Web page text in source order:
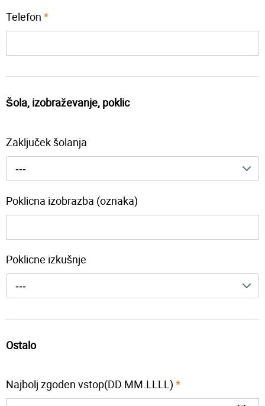
Telefon *
Šola, izobraževanje, poklic
Zaključek šolanja
---
Poklicna izobrazba (oznaka)
Poklicne izkušnje
---
Ostalo
Najbolj zgoden vstop(DD.MM.LLLL) *